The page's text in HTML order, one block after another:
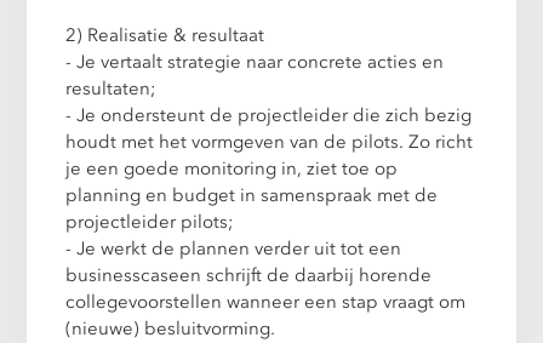
2) Realisatie & resultaat
- Je vertaalt strategie naar concrete acties en
resultaten;
- Je ondersteunt de projectleider die zich bezig
houdt met het vormgeven van de pilots. Zo richt
je een goede monitoring in, ziet toe op
planning en budget in samenspraak met de
projectleider pilots;
- Je werkt de plannen verder uit tot een
businesscaseen schrijft de daarbij horende
collegevoorstellen wanneer een stap vraagt om
(nieuwe) besluitvorming.